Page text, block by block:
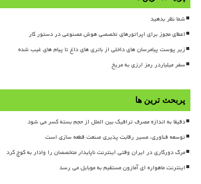
شما نظر بدهید
اعطای مجوز برای اپراتورهای تخصصی هوش مصنوعی در دستور کار
زیر پوست پیامرسان های داخلی از باتری های داغ تا پیام های غیب شده
سفر میلیاردر رمز ارزی به مریخ
پربحث ترین ها
دقیقا به اندازه مصرف ترافیک بین الملل از حجم بسته کسر می شود
توسعه فناوری، مسیر رقابت پذیری صنعت قطعه سازی است
مرگ دورکاری در ایران وقتی اینترنت ناپایدار متخصصان را وادار به کوچ کرد
اینترنت ماهواره ای آمازون مستقیم به موبایل می رسد